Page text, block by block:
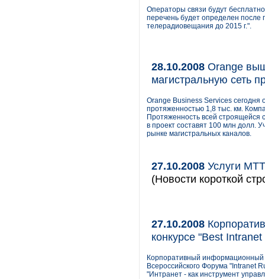
Операторы связи будут
перечень будет определен
телерадиовещания до 2015 г.".
28.10.2008 Orange
магистральную сеть
Orange Business Services
протяженностью 1,8 тыс. км.
Протяженность всей строящейся
в проект составят 100 млн долл.
рынке магистральных каналов.
27.10.2008 Услуги
(Новости короткой
27.10.2008
конкурсе "Best
Корпоративный информационный
Всероссийского Форума "Intranet
"Интранет - как инструмент